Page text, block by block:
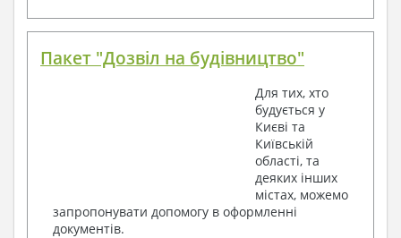
Пакет "Дозвіл на будівництво"
Для тих, хто
будується у
Києві та
Київській
області, та
деяких інших
містах, можемо
запропонувати допомогу в оформленні
документів.